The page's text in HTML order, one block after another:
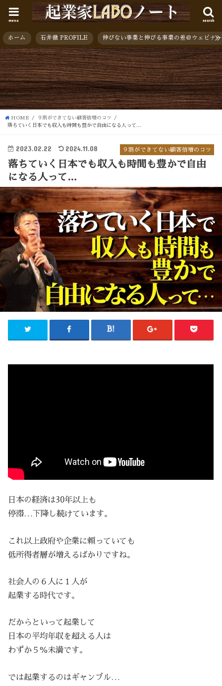
search
menu
ホーム 石井徹 PROFILE 伸びない事業と伸びる事業の差＠ウェビナ
HOME
９割ができてない顧客倍増のコツ
落ちていく日本でも収入も時間も豊かで自由になる人って…
９割ができてない顧客倍増のコツ
2023.02.22 2024.11.08
落ちていく日本でも収入も時間も豊かで自由
になる人って…
日本の経済は30年以上も
停滞…下降し続けています。
これ以上政府や企業に頼っていても
低所得者層が増えるばかりですね。
社会人の６人に１人が
起業する時代です。
だからといって起業して
日本の平均年収を超える人は
わずか５％未満です。
では起業するのはギャンブル…